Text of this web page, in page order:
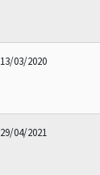
13/03/2020
29/04/2021